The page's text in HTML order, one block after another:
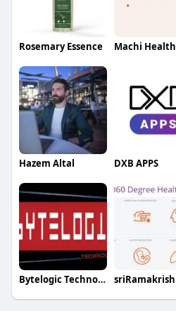
Rosemary Essence Machi Health
Hazem Altal DXB APPS
Bytelogic Technologies